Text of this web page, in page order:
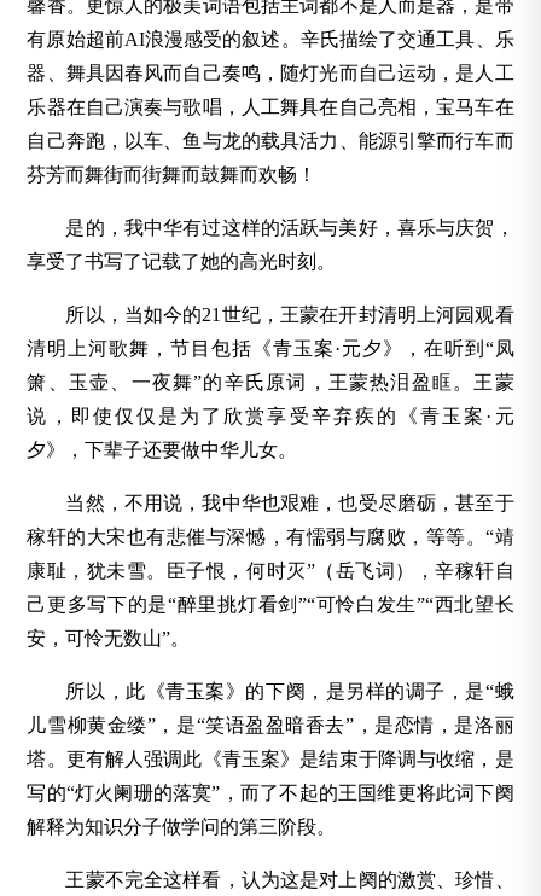
馨香。更惊人的极美词语包括主词都不是人而是器，是带
有原始超前AI浪漫感受的叙述。辛氏描绘了交通工具、乐
器、舞具因春风而自己奏鸣，随灯光而自己运动，是人工
乐器在自己演奏与歌唱，人工舞具在自己亮相，宝马车在
自己奔跑，以车、鱼与龙的载具活力、能源引擎而行车而
芬芳而舞街而街舞而鼓舞而欢畅！
是的，我中华有过这样的活跃与美好，喜乐与庆贺，
享受了书写了记载了她的高光时刻。
所以，当如今的21世纪，王蒙在开封清明上河园观看
清明上河歌舞，节目包括《青玉案·元夕》，在听到“凤
箫、玉壶、一夜舞”的辛氏原词，王蒙热泪盈眶。王蒙
说，即使仅仅是为了欣赏享受辛弃疾的《青玉案·元
夕》，下辈子还要做中华儿女。
当然，不用说，我中华也艰难，也受尽磨砺，甚至于
稼轩的大宋也有悲催与深憾，有懦弱与腐败，等等。“靖
康耻，犹未雪。臣子恨，何时灭”（岳飞词），辛稼轩自
己更多写下的是“醉里挑灯看剑”“可怜白发生”“西北望长
安，可怜无数山”。
所以，此《青玉案》的下阕，是另样的调子，是“蛾
儿雪柳黄金缕”，是“笑语盈盈暗香去”，是恋情，是洛丽
塔。更有解人强调此《青玉案》是结束于降调与收缩，是
写的“灯火阑珊的落寞”，而了不起的王国维更将此词下阕
解释为知识分子做学问的第三阶段。
王蒙不完全这样看，认为这是对上阕的激赏、珍惜、